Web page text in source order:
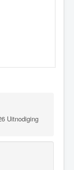
Uitnodiging